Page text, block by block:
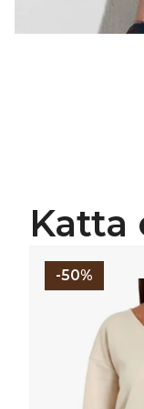
Katta
-50%